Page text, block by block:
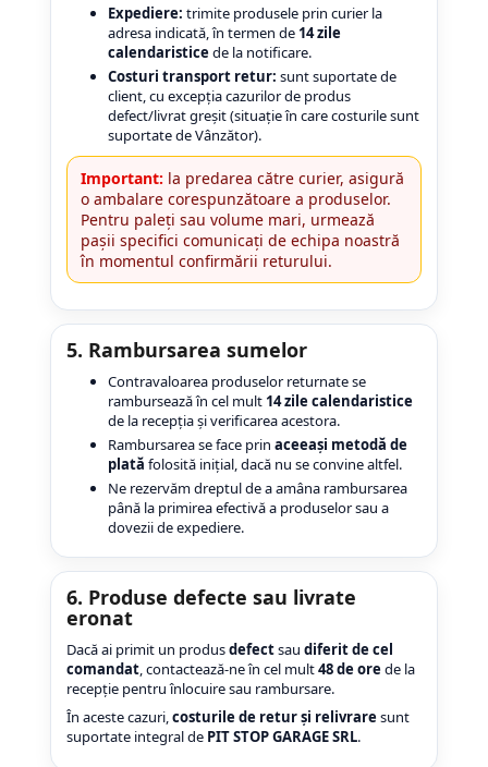
Expediere: trimite produsele prin curier la
adresa indicată, în termen de 14 zile
calendaristice de la notificare.
Costuri transport retur: sunt suportate de
client, cu excepția cazurilor de produs
defect/livrat greșit (situație în care costurile sunt
suportate de Vânzător).
Important: la predarea către curier, asigură
o ambalare corespunzătoare a produselor.
Pentru paleți sau volume mari, urmează
pașii specifici comunicați de echipa noastră
în momentul confirmării returului.
5. Rambursarea sumelor
Contravaloarea produselor returnate se
rambursează în cel mult 14 zile calendaristice
de la recepția și verificarea acestora.
Rambursarea se face prin aceeași metodă de
plată folosită inițial, dacă nu se convine altfel.
Ne rezervăm dreptul de a amâna rambursarea
până la primirea efectivă a produselor sau a
dovezii de expediere.
6. Produse defecte sau livrate
eronat
Dacă ai primit un produsdefectsau diferit de cel
comandat, contactează-ne în cel mult48 de ore de la
recepție pentru înlocuire sau rambursare.
În aceste cazuri,costurile de retur și relivrare sunt
suportate integral de PIT STOP GARAGE SRL.